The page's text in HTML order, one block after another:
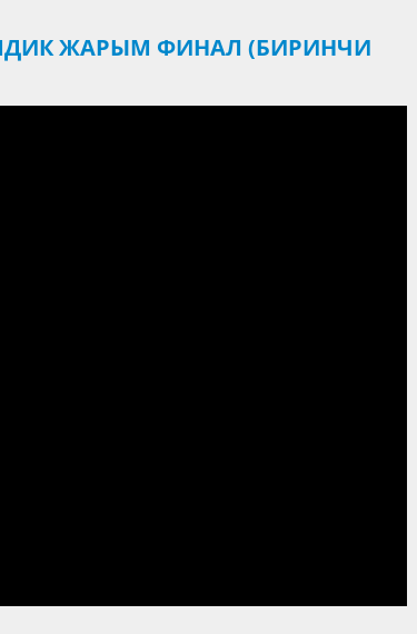
ЖАРЫМ ФИНАЛ (БИРИНЧИ